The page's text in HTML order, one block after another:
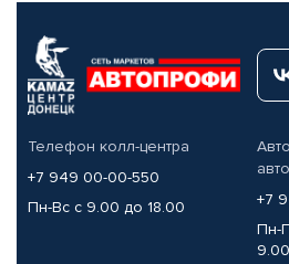
Телефон колл-центра
+7 949 00-00-550
Пн-Вс с 9.00 до 18.00
+7
Пн-